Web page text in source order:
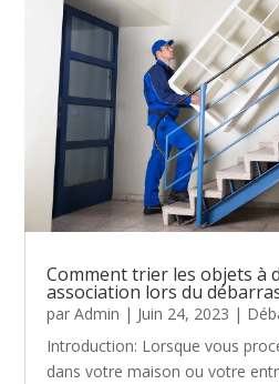
Comment trier les objets à
association lors du
parAdmin | Juin 24, 2023 |
Introduction: Lorsque vous
dans votre maison ou votre